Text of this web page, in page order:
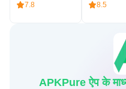
7.8
8.5
APKPure ऐप के